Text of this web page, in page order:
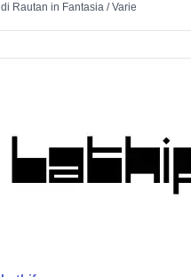
di Rautan in Fantasia/Varie